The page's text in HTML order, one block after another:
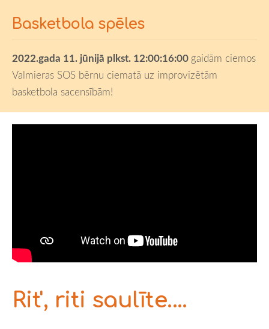
Basketbola spēles
2022.gada 11. jūnijā plkst. 12:00:16:00 gaidām ciemos
Valmieras SOS bērnu ciematā uz improvizētām
basketbola sacensībām!
Rit', riti saulīte....